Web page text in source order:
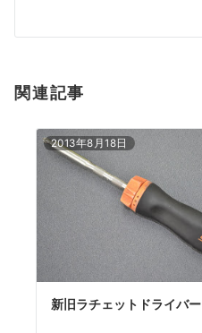
ン
関連記事
2013年8月18日
新旧ラチェットドライバー